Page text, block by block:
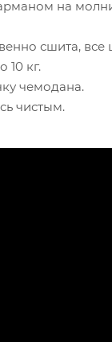
на
сшита,
10 кг.
чемодана.
чистым.